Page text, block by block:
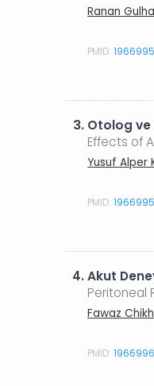
Ranan
PMID:
3. Otolog ve
Effects of
Yusuf Alper
PMID:
4.Akut
Peritoneal
Fawaz
PMID: